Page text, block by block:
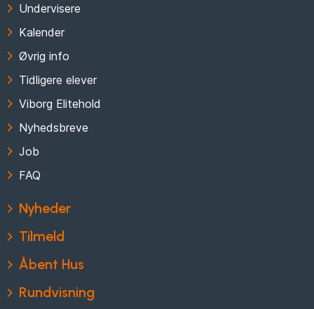
Undervisere
Kalender
Øvrig info
Tidligere elever
Viborg Elitehold
Nyhedsbreve
Job
FAQ
Nyheder
Tilmeld
Åbent Hus
Rundvisning